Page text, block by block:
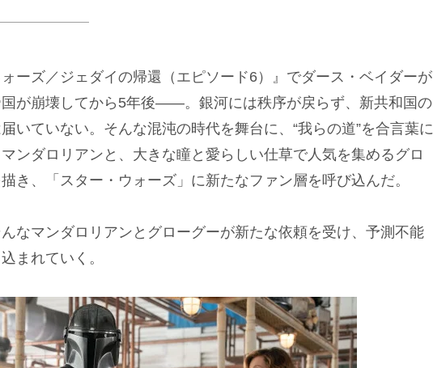
ーズ／ジェダイの帰還（エピソード6）』でダース・ベイダーが
が崩壊してから5年後――。銀河には秩序が戻らず、新共和国の
いていない。そんな混沌の時代を舞台に、“我らの道”を合言葉に
ンダロリアンと、大きな瞳と愛らしい仕草で人気を集めるグロ
き、「スター・ウォーズ」に新たなファン層を呼び込んだ。
なマンダロリアンとグローグーが新たな依頼を受け、予測不能
まれていく。